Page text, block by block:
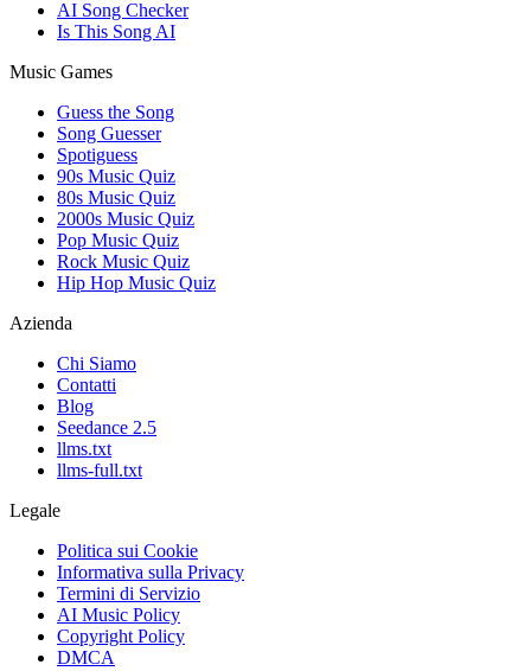
AI Song Checker
Is This Song AI
Music Games
Guess the Song
Song Guesser
Spotiguess
90s Music Quiz
80s Music Quiz
2000s Music Quiz
Pop Music Quiz
Rock Music Quiz
Hip Hop Music Quiz
Azienda
Chi Siamo
Contatti
Blog
Seedance 2.5
llms.txt
llms-full.txt
Legale
Politica sui Cookie
Informativa sulla Privacy
Termini di Servizio
AI Music Policy
Copyright Policy
DMCA